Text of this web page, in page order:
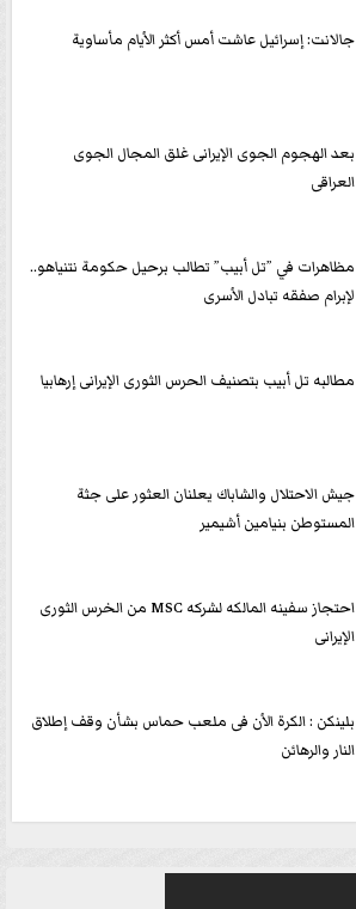
جالانت: إسرائيل عاشت أمس أكثر الأيام مأساوية
بعد الهجوم الجوى الإيرانى غلق المجال الجوى
العراقى
مظاهرات في ”تل أبيب” تطالب برحيل حكومة نتنياهو..
لإبرام صفقه تبادل الأسرى
مطالبه تل أبيب بتصنيف الحرس الثورى الإيرانى إرهابيا
جيش الاحتلال والشاباك يعلنان العثور على جثة
المستوطن بنيامين أشيمير
احتجاز سفينه المالكه لشركه MSC من الخرس الثورى
الإيرانى
بلينكن : الكرة الأن فى ملعب حماس بشأن وقف إطلاق
النار والرهائن